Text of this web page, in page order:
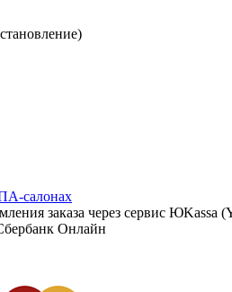
салонах
заказа через сервис ЮKassa
Онлайн